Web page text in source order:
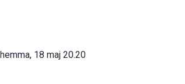
18 maj 20.20